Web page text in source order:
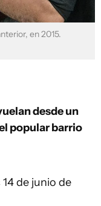
en 2015.
desde un
popular barrio
14 de junio de